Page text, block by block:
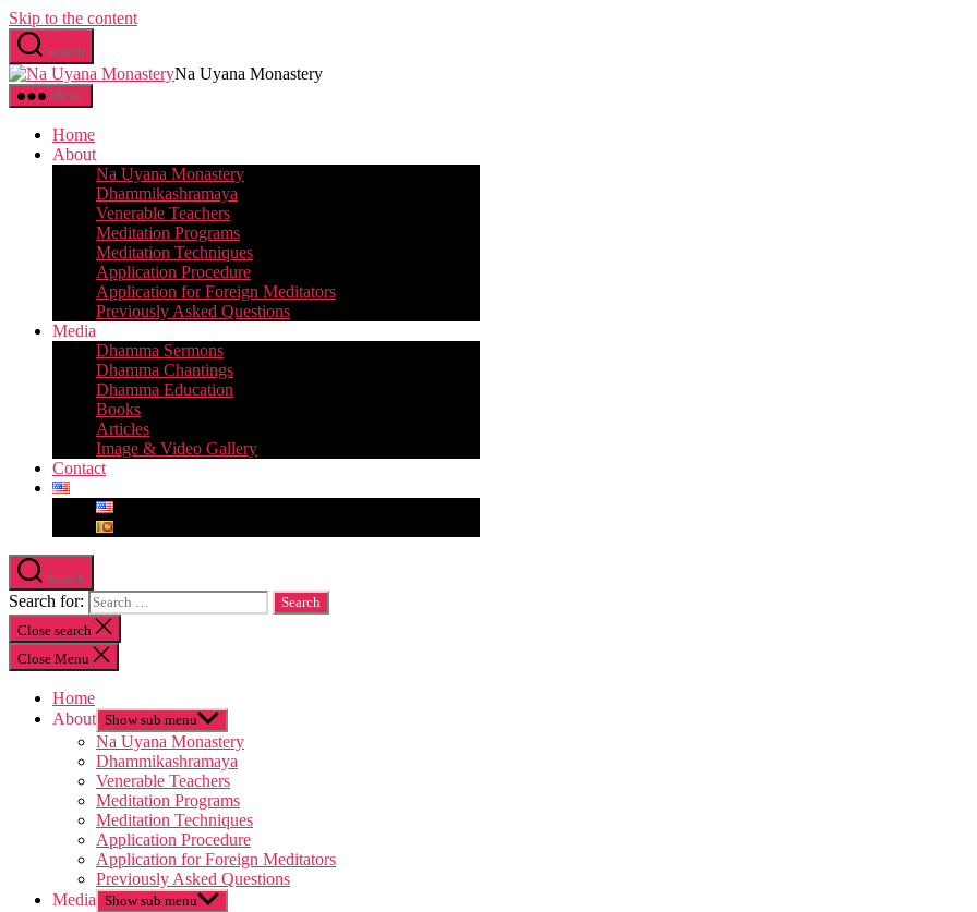
Skip to the content
Search
Na Uyana Monastery
Menu
Home
About
Na Uyana Monastery
Dhammikashramaya
Venerable Teachers
Meditation Programs
Meditation Techniques
Application Procedure
Application for Foreign Meditators
Previously Asked Questions
Media
Dhamma Sermons
Dhamma Chantings
Dhamma Education
Books
Articles
Image & Video Gallery
Contact
Search
Search for:
Close search
Close Menu
Home
About Show sub menu
Na Uyana Monastery
Dhammikashramaya
Venerable Teachers
Meditation Programs
Meditation Techniques
Application Procedure
Application for Foreign Meditators
Previously Asked Questions
Media Show sub menu